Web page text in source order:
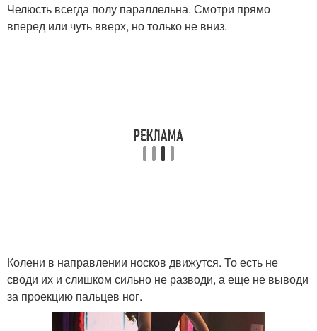
Челюсть всегда полу параллельна. Смотри прямо
вперед или чуть вверх, но только не вниз.
Колени в направлении носков движутся. То есть не
своди их и слишком сильно не разводи, а еще не выводи
за проекцию пальцев ног.